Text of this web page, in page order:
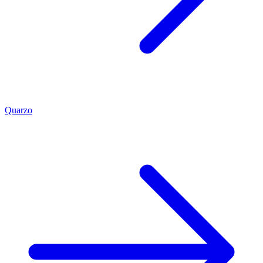
Quarzo